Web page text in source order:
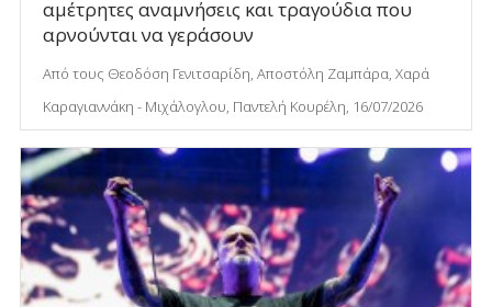
αμέτρητες αναμνήσεις και τραγούδια που
αρνούνται να γεράσουν
Από τους Θεοδόση Γενιτσαρίδη, Αποστόλη Ζαμπάρα, Χαρά
Καραγιαννάκη - Μιχάλογλου, Παντελή Κουρέλη, 16/07/2026